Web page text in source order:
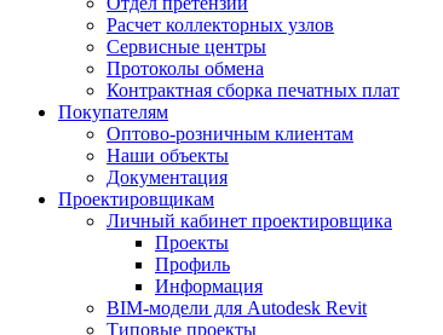
Расчет коллекторных узлов
Сервисные центры
Протоколы обмена
Контрактная сборка печатных плат
Покупателям
Оптово-розничным клиентам
Наши объекты
Документация
Проектировщикам
Личный кабинет проектировщика
Проекты
Профиль
Информация
BIM-модели для Autodesk Revit
Типовые проекты